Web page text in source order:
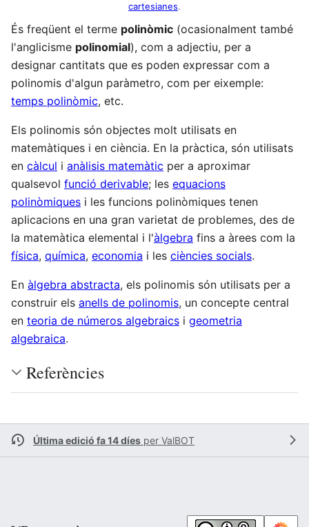
cartesianes.
És freqüent el terme polinòmic (ocasionalment també
l'anglicisme polinomial), com a adjectiu, per a
designar cantitats que es poden expressar com a
polinomis d'algun paràmetro, com per eixemple:
temps polinòmic, etc.
Els polinomis són objectes molt utilisats en
matemàtiques i en ciència. En la pràctica, són utilisats
en càlcul i anàlisis matemàtic per a aproximar
qualsevol funció derivable; les equacions
polinòmiques i les funcions polinòmiques tenen
aplicacions en una gran varietat de problemes, des de
la matemàtica elemental i l'àlgebra fins a àrees com la
física, química, economia i les ciències socials.
En àlgebra abstracta, els polinomis són utilisats per a
construir els anells de polinomis, un concepte central
en teoria de números algebraics i geometria
algebraica.
Referències
Última edició fa 14 díes per ValBOT